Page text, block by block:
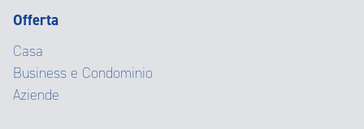
Offerta
Casa
Business e Condominio
Aziende